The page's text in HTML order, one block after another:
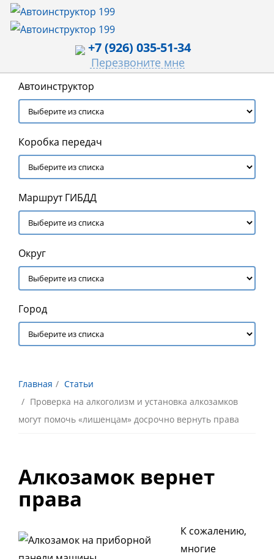
+7 (926) 035-51-34
Перезвоните мне
Автоинструктор
Коробка передач
Маршрут ГИБДД
Округ
Город
Главная
Статьи
Проверка на алкоголизм и установка алкозамков
могут помочь «лишенцам» досрочно вернуть права
Алкозамок вернет
права
К сожалению,
многие